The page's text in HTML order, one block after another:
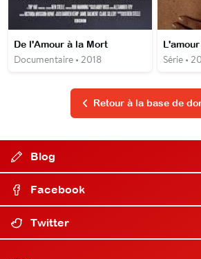
De l'Amour à la Mort
Documentaire • 2018 Série •
Retour à la base de
Blog
Facebook
Twitter